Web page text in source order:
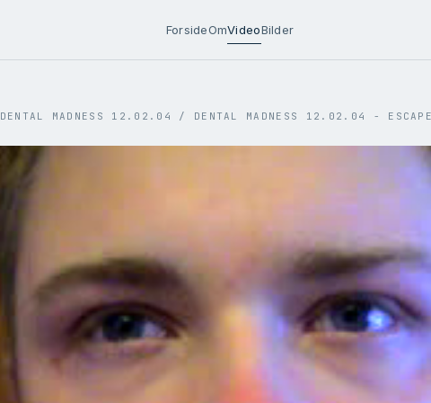
ForsideOmVideoBilder
DENTAL MADNESS 12.02.04 / DENTAL MADNESS 12.02.04 -